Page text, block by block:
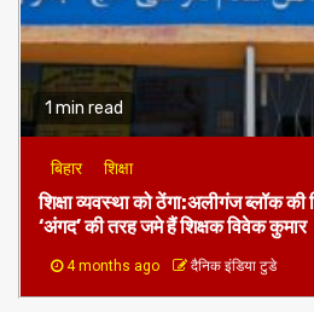
1 min read
बिहार शिक्षा
शिक्षा व्यवस्था को ठेंगा:अलीगंज ब्लॉक की
‘अंगद’ की तरह जमे हैं शिक्षक विवेक कुमार
4 months ago दैनिक इंडिया टुडे